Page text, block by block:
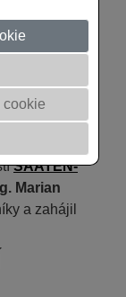
cookie
a Rapool
zástupci
České
SAATEN-
Marian
a zahájil